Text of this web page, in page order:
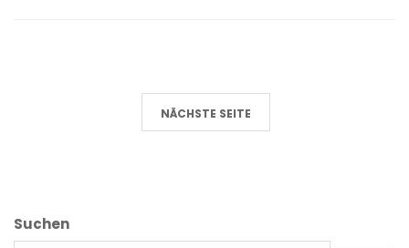
NÄCHSTE SEITE
Suchen